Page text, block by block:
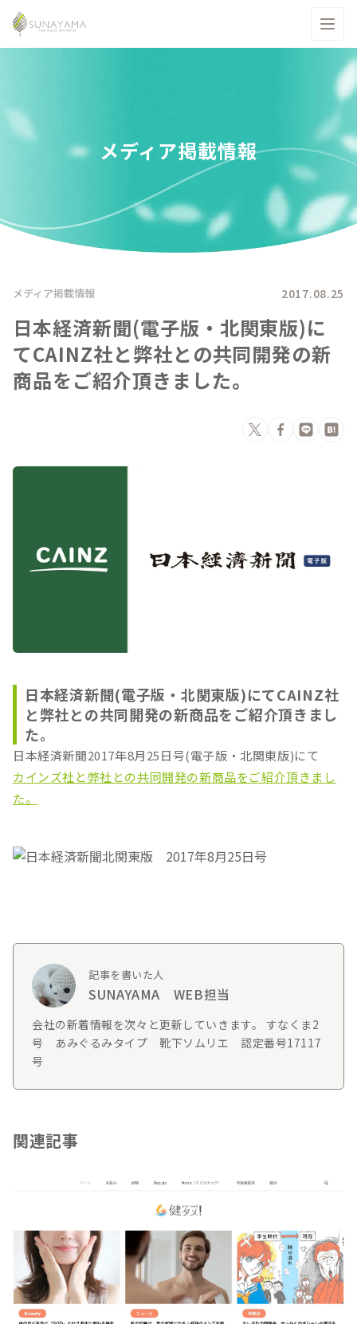
メディア掲載情報
メディア掲載情報 2017.08.25
日本経済新聞(電子版・北関東版)に
てCAINZ社と弊社との共同開発の新
商品をご紹介頂きました。
日本経済新聞(電子版・北関東版)にてCAINZ社
と弊社との共同開発の新商品をご紹介頂きまし
た。
日本経済新聞2017年8月25日号(電子版・北関東版)にて
カインズ社と弊社との共同開発の新商品をご紹介頂きまし
た。
記事を書いた人
SUNAYAMA WEB担当
会社の新着情報を次々と更新していきます。 すなくま2
号 あみぐるみタイプ 靴下ソムリエ 認定番号17117
号
関連記事